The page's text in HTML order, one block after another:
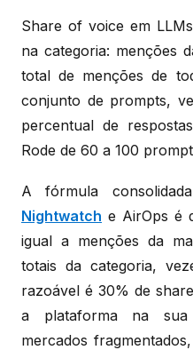
Share of voice em
na categoria: menções
total de menções de
conjunto de prompts,
percentual de
Rode de 60 a 100
A fórmula
Nightwatch e AirOps é
igual a menções da
totais da categoria,
razoável é 30% de
a plataforma na sua
mercados